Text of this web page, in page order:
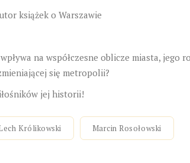
książek o Warszawie
na współczesne oblicze miasta, jego
się metropolii?
jej historii!
Królikowski Marcin Rosołowski